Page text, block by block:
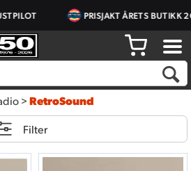
PRISJAKT ÅRETS BUTIKK 2023 &
>RetroSound
Filter